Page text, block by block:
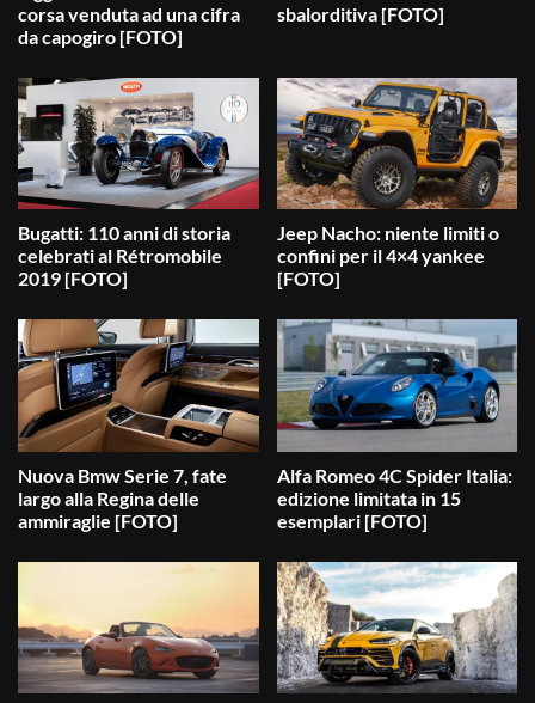
corsa venduta ad una cifra
da capogiro [FOTO]
sbalorditiva [FOTO]
Bugatti: 110 anni di storia
celebrati al Rétromobile
2019 [FOTO]
Jeep Nacho: niente limiti o
confini per il 4×4 yankee
[FOTO]
Nuova Bmw Serie 7, fate
largo alla Regina delle
ammiraglie [FOTO]
Alfa Romeo 4C Spider Italia:
edizione limitata in 15
esemplari [FOTO]